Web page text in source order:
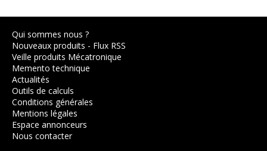
Qui sommes nous ?
Nouveaux produits - Flux RSS
Veille produits Mécatronique
Memento technique
Actualités
Outils de calculs
Conditions générales
Mentions légales
Espace annonceurs
Nous contacter